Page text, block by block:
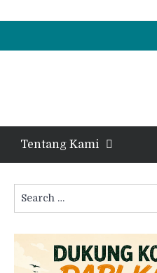
Tentang Kami
for: